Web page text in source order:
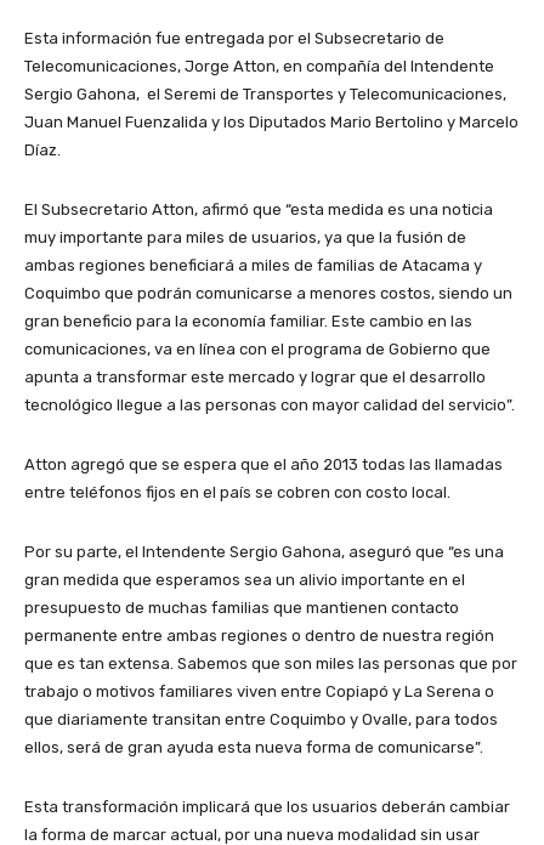
Esta información fue entregada por el Subsecretario de
Telecomunicaciones, Jorge Atton, en compañía del Intendente
Sergio Gahona, el Seremi de Transportes y Telecomunicaciones,
Juan Manuel Fuenzalida y los Diputados Mario Bertolino y Marcelo
Díaz.
El Subsecretario Atton, afirmó que “esta medida es una noticia
muy importante para miles de usuarios, ya que la fusión de
ambas regiones beneficiará a miles de familias de Atacama y
Coquimbo que podrán comunicarse a menores costos, siendo un
gran beneficio para la economía familiar. Este cambio en las
comunicaciones, va en línea con el programa de Gobierno que
apunta a transformar este mercado y lograr que el desarrollo
tecnológico llegue a las personas con mayor calidad del servicio”.
Atton agregó que se espera que el año 2013 todas las llamadas
entre teléfonos fijos en el país se cobren con costo local.
Por su parte, el Intendente Sergio Gahona, aseguró que “es una
gran medida que esperamos sea un alivio importante en el
presupuesto de muchas familias que mantienen contacto
permanente entre ambas regiones o dentro de nuestra región
que es tan extensa. Sabemos que son miles las personas que por
trabajo o motivos familiares viven entre Copiapó y La Serena o
que diariamente transitan entre Coquimbo y Ovalle, para todos
ellos, será de gran ayuda esta nueva forma de comunicarse”.
Esta transformación implicará que los usuarios deberán cambiar
la forma de marcar actual, por una nueva modalidad sin usar